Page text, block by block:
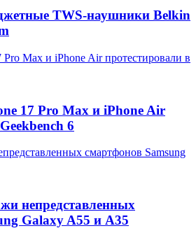
TWS-наушники Belkin
Pro Max и iPhone Air протестировали в
17 Pro Max и iPhone Air
6
смартфонов Samsung
непредставленных
Galaxy A55 и A35